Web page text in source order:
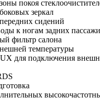
покоя
зеркал
сидений
к ногам задних
фильтр салона
температуры
для подключения